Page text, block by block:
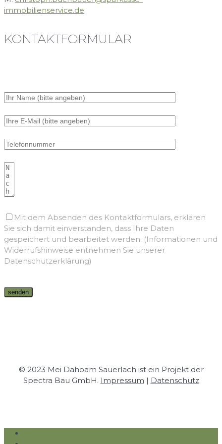
immobilienservice.de
KONTAKTFORMULAR
Mit dem Absenden des Kontaktformulars, erklären
Sie sich damit einverstanden, dass Ihre Daten
gespeichert und bearbeitet werden. (Informationen und
Widerrufshinweise entnehmen Sie unserer
Datenschutzerklärung)
© 2023 Mei Dahoam Sauerlach ist ein Projekt der
Spectra Bau GmbH. Impressum | Datenschutz
Close